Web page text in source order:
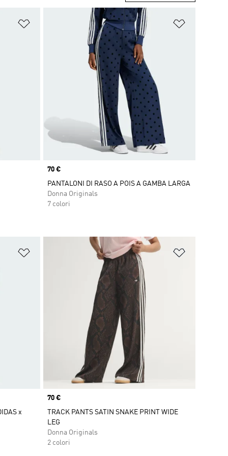
Aggiungi alla lista dei desideri
Price
70 €
PANTALONI DI RASO A POIS A GAMBA LARGA
Donna Originals
7 colori
Aggiungi alla lista dei desideri
x
Price
70 €
TRACK PANTS SATIN SNAKE PRINT WIDE
LEG
Donna Originals
2 colori